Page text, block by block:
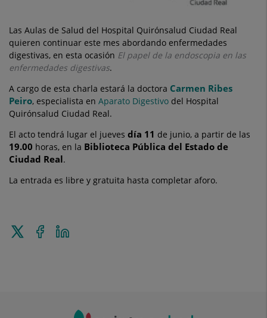
Las Aulas de Salud del Hospital Quirónsalud Ciudad Real
quieren continuar este mes abordando enfermedades
digestivas, en esta ocasión El papel de la endoscopia en las
enfermedades digestivas.
A cargo de esta charla estará la doctora Carmen Ribes
Peiro, especialista en Aparato Digestivo del Hospital
Quirónsalud Ciudad Real.
El acto tendrá lugar el jueves día 11 de junio, a partir de las
19.00 horas, en la Biblioteca Pública del Estado de
Ciudad Real.
La entrada es libre y gratuita hasta completar aforo.
Enviar
Compartir
en